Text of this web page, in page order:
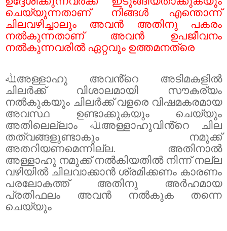
ചെയ്യുന്നതാണ് നിങ്ങൾ എന്തൊന്ന്
ചിലവഴിച്ചാലും അവൻ അതിനു പകരം
നൽകുന്നതാണ് അവൻ ഉപജീവനം
നൽകുന്നവരിൽ ഏറ്റവും ഉത്തമനത്രെ
ﷲഅള്ളാഹു അവൻ്റെ അടിമകളിൽ
ചിലർക്ക് വിശാലമായി സൗകര്യം
നൽകുകയും ചിലർക്ക് വളരെ വിഷമകരമായ
അവസ്ഥ ഉണ്ടാക്കുകയും ചെയ്യും
അതിലെല്ലാം ﷲഅള്ളാഹുവിൻ്റെ ചില
തത്വങ്ങളുണ്ടാകും നമുക്ക്
അതറിയണമെന്നില്ല. അതിനാൽ
അള്ളാഹു നമുക്ക് നൽകിയതിൽ നിന്ന് നല്ല
വഴിയിൽ ചിലവാക്കാൻ ശ്രമിക്കണം കാരണം
പരലോകത്ത് അതിനു അർഹമായ
പ്രതിഫലം അവൻ നൽകുക തന്നെ
ചെയ്യും